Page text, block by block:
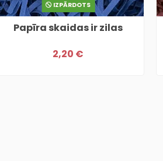
IZPĀRDOTS
Papīra skaidas ir zilas
2,20 €